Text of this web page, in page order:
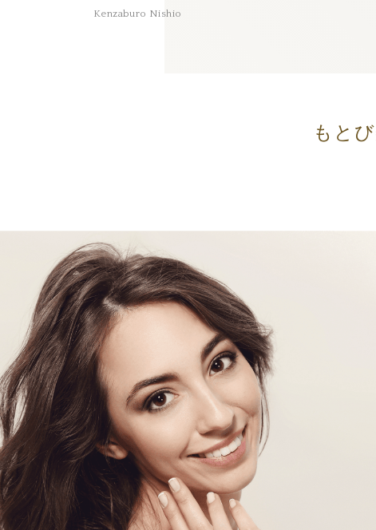
Kenzaburo Nishio
もと